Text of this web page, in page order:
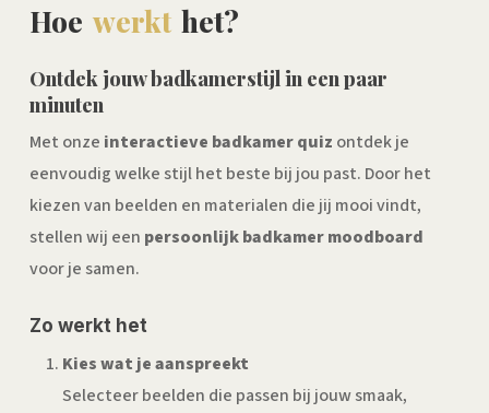
Hoe werkt het?
Ontdek jouw badkamerstijl in een paar
minuten
Met onze interactieve badkamer quiz ontdek je
eenvoudig welke stijl het beste bij jou past. Door het
kiezen van beelden en materialen die jij mooi vindt,
stellen wij een persoonlijk badkamer moodboard
voor je samen.
Zo werkt het
Kies wat je aanspreekt
Selecteer beelden die passen bij jouw smaak,